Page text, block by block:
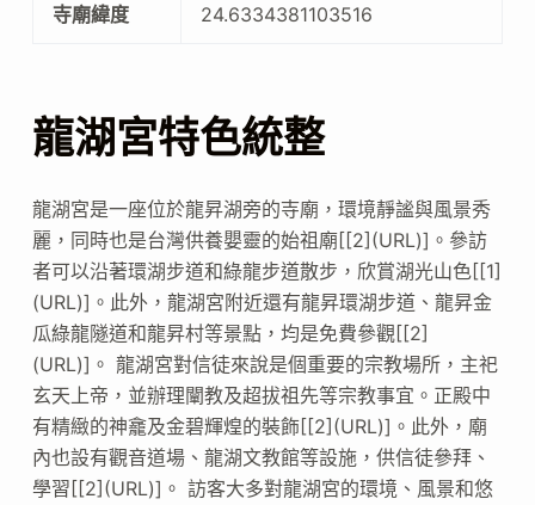
寺廟緯度 24.6334381103516
龍湖宮特色統整
龍湖宮是一座位於龍昇湖旁的寺廟，環境靜謐與風景秀
麗，同時也是台灣供養嬰靈的始祖廟[[2](URL)]。參訪
者可以沿著環湖步道和綠龍步道散步，欣賞湖光山色[[1]
(URL)]。此外，龍湖宮附近還有龍昇環湖步道、龍昇金
瓜綠龍隧道和龍昇村等景點，均是免費參觀[[2]
(URL)]。 龍湖宮對信徒來說是個重要的宗教場所，主祀
玄天上帝，並辦理闡教及超拔祖先等宗教事宜。正殿中
有精緻的神龕及金碧輝煌的裝飾[[2](URL)]。此外，廟
內也設有觀音道場、龍湖文教館等設施，供信徒參拜、
學習[[2](URL)]。 訪客大多對龍湖宮的環境、風景和悠